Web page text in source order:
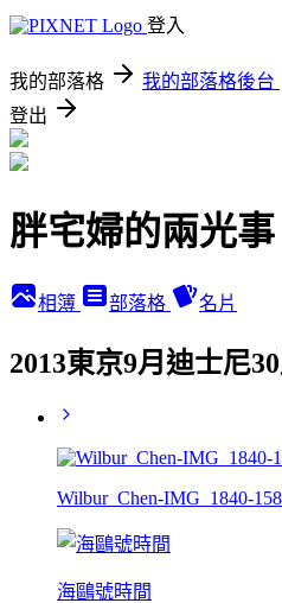
登入
我的部落格 我的部落格後台
登出
胖宅婦的兩光事
相簿 部落格 名片
2013東京9月迪士尼
Wilbur_Chen-IMG_1840-
海鷗號時間